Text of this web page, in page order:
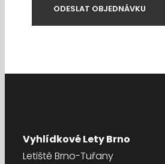
Vyhlídkové Lety Brno
Letiště Brno-Tuřany